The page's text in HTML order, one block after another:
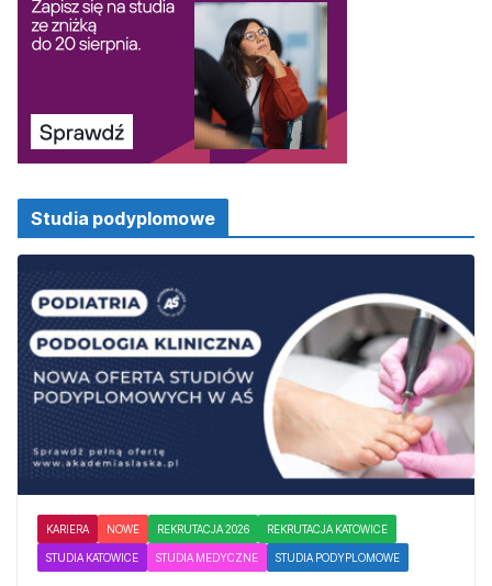
Studia podyplomowe
KARIERA NOWE REKRUTACJA 2026 REKRUTACJA KATOWICE
STUDIA KATOWICE STUDIA MEDYCZNE STUDIA PODYPLOMOWE